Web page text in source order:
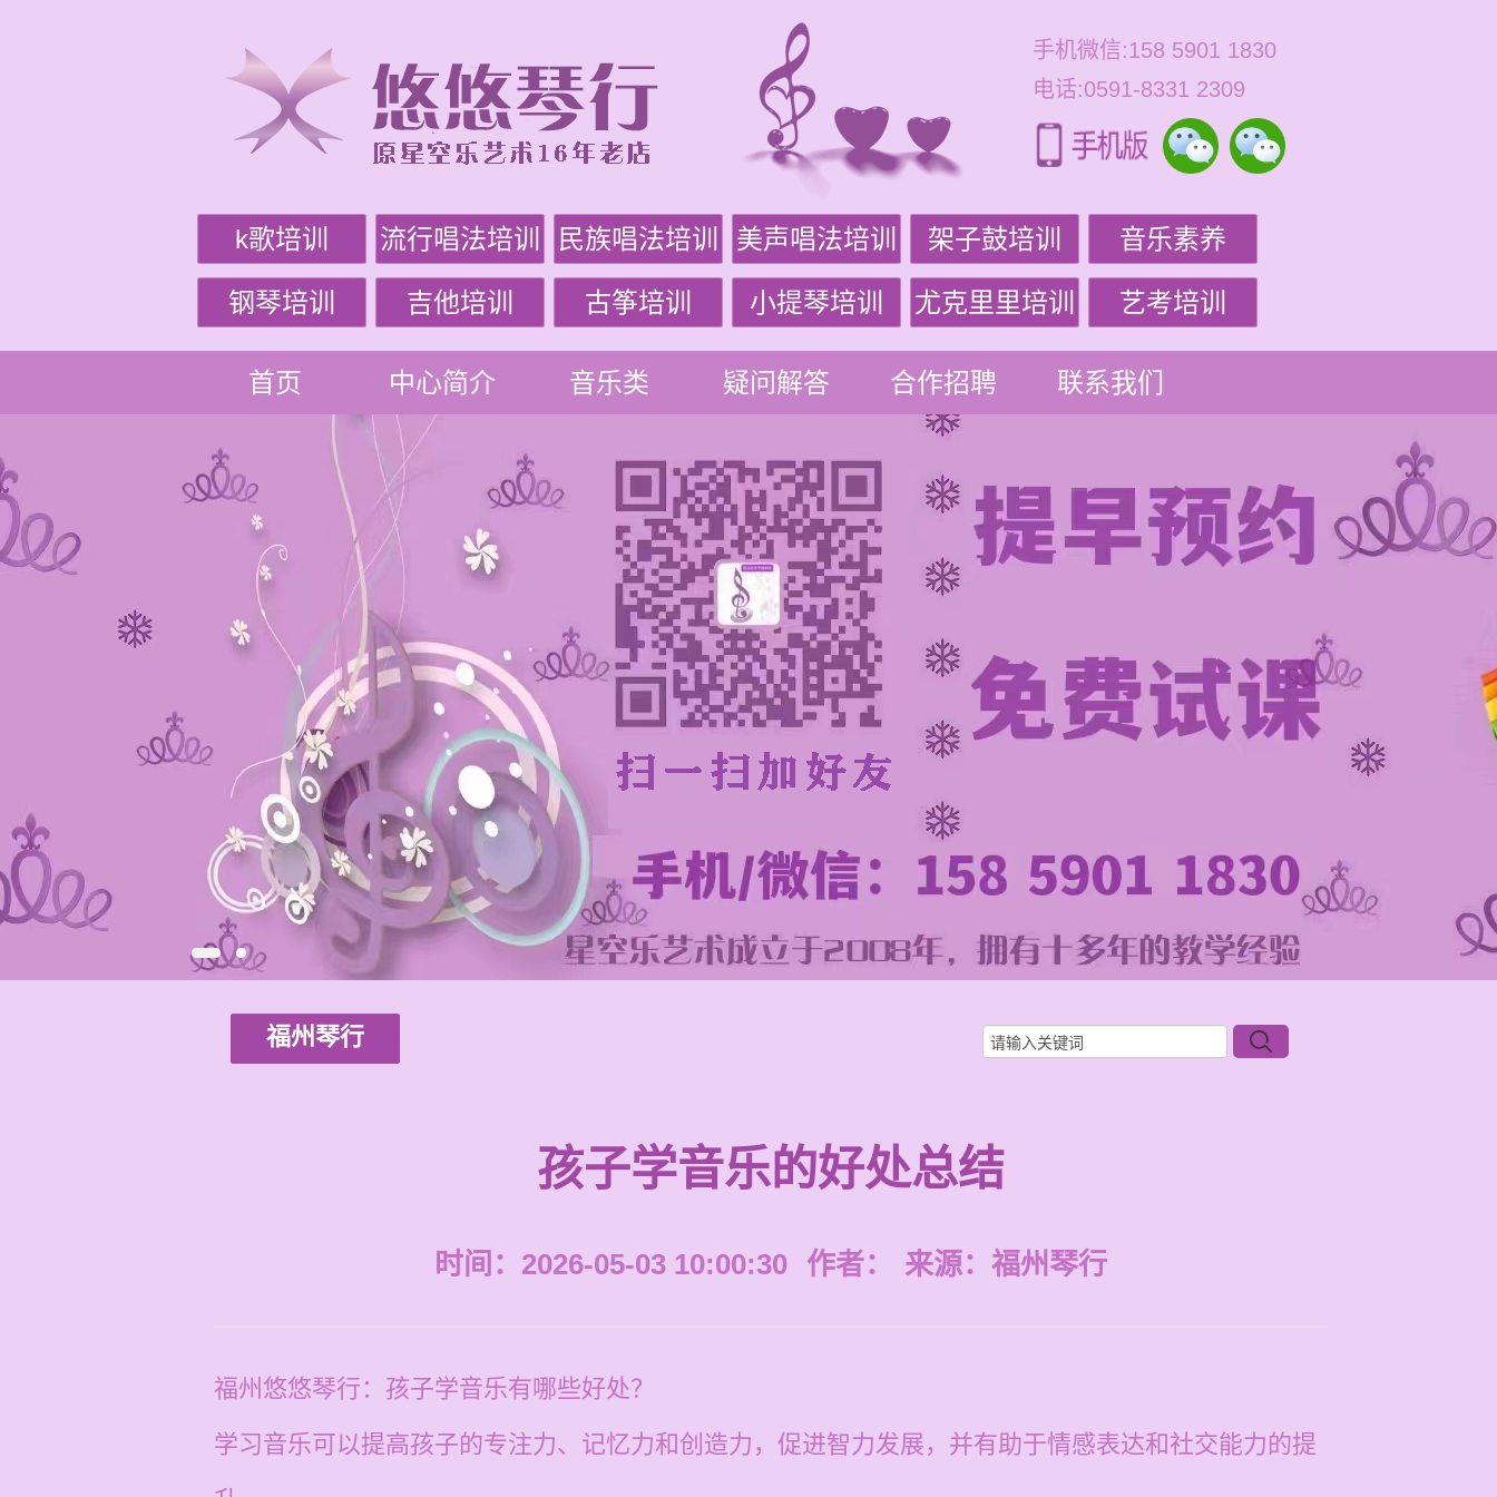
手机微信:158 5901 1830
电话:0591-8331 2309
k歌培训 流行唱法培训 民族唱法培训 美声唱法培训 架子鼓培训 音乐素养
钢琴培训 吉他培训 古筝培训 小提琴培训 尤克里里培训 艺考培训
首页 中心简介 音乐类 疑问解答 合作招聘 联系我们
福州琴行
孩子学音乐的好处总结
时间：2026-05-03 10:00:30 作者： 来源： 福州琴行
福州悠悠琴行：孩子学音乐有哪些好处？
学习音乐可以提高孩子的专注力、记忆力和创造力，促进智力发展，并有助于情感表达和社交能力的提